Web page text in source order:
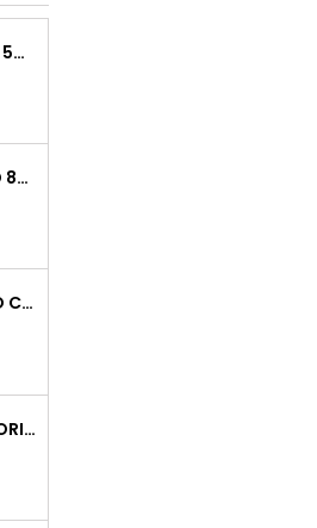
SPOT LED IXOLED 5W ORIENTABLE CCT DIMMABLE 600LM IP65 BLANC BBC
AMPOULE E27 LED 8W RAPID PRO V2 4000K 810LM
HUBLOT CALYPSO CCT 9-18W 2000LM ON/OFF IK10 BLANC
SPOT ENCASTRÉ ORIENTABLE WATTO GU10 AUTO BLANC